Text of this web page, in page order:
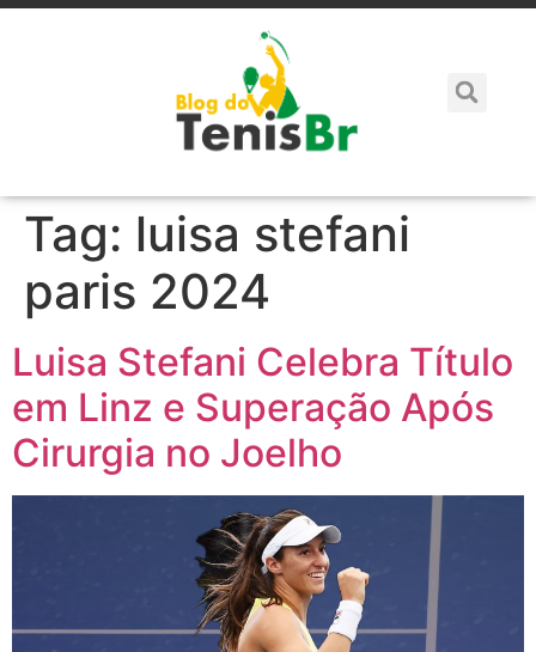
Tag: luisa stefani
paris 2024
Luisa Stefani Celebra Título
em Linz e Superação Após
Cirurgia no Joelho